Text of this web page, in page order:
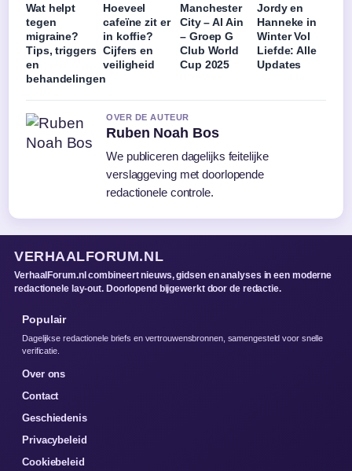
Wat helpt
tegen
migraine?
Tips, triggers
en
behandelingen
Hoeveel
cafeïne zit er
in koffie?
Cijfers en
veiligheid
Manchester
City – Al Ain
– Groep G
Club World
Cup 2025
Jordy en
Hanneke in
Winter Vol
Liefde: Alle
Updates
OVER DE AUTEUR
Ruben Noah Bos
We publiceren dagelijks feitelijke
verslaggeving met doorlopende
redactionele controle.
VERHAALFORUM.NL
VerhaalForum.nl combineert nieuws, gidsen en analyses in een moderne
redactionele lay-out. Doorlopend bijgewerkt door de redactie.
Populair
Dagelijkse redactionele briefs en vertrouwensbronnen, samengesteld voor snelle
verificatie.
Over ons
Contact
Geschiedenis
Privacybeleid
Cookiebeleid